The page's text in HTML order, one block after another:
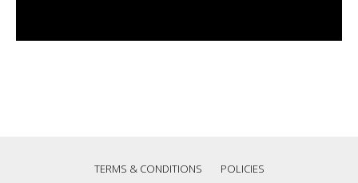
TERMS & CONDITIONS POLICIES